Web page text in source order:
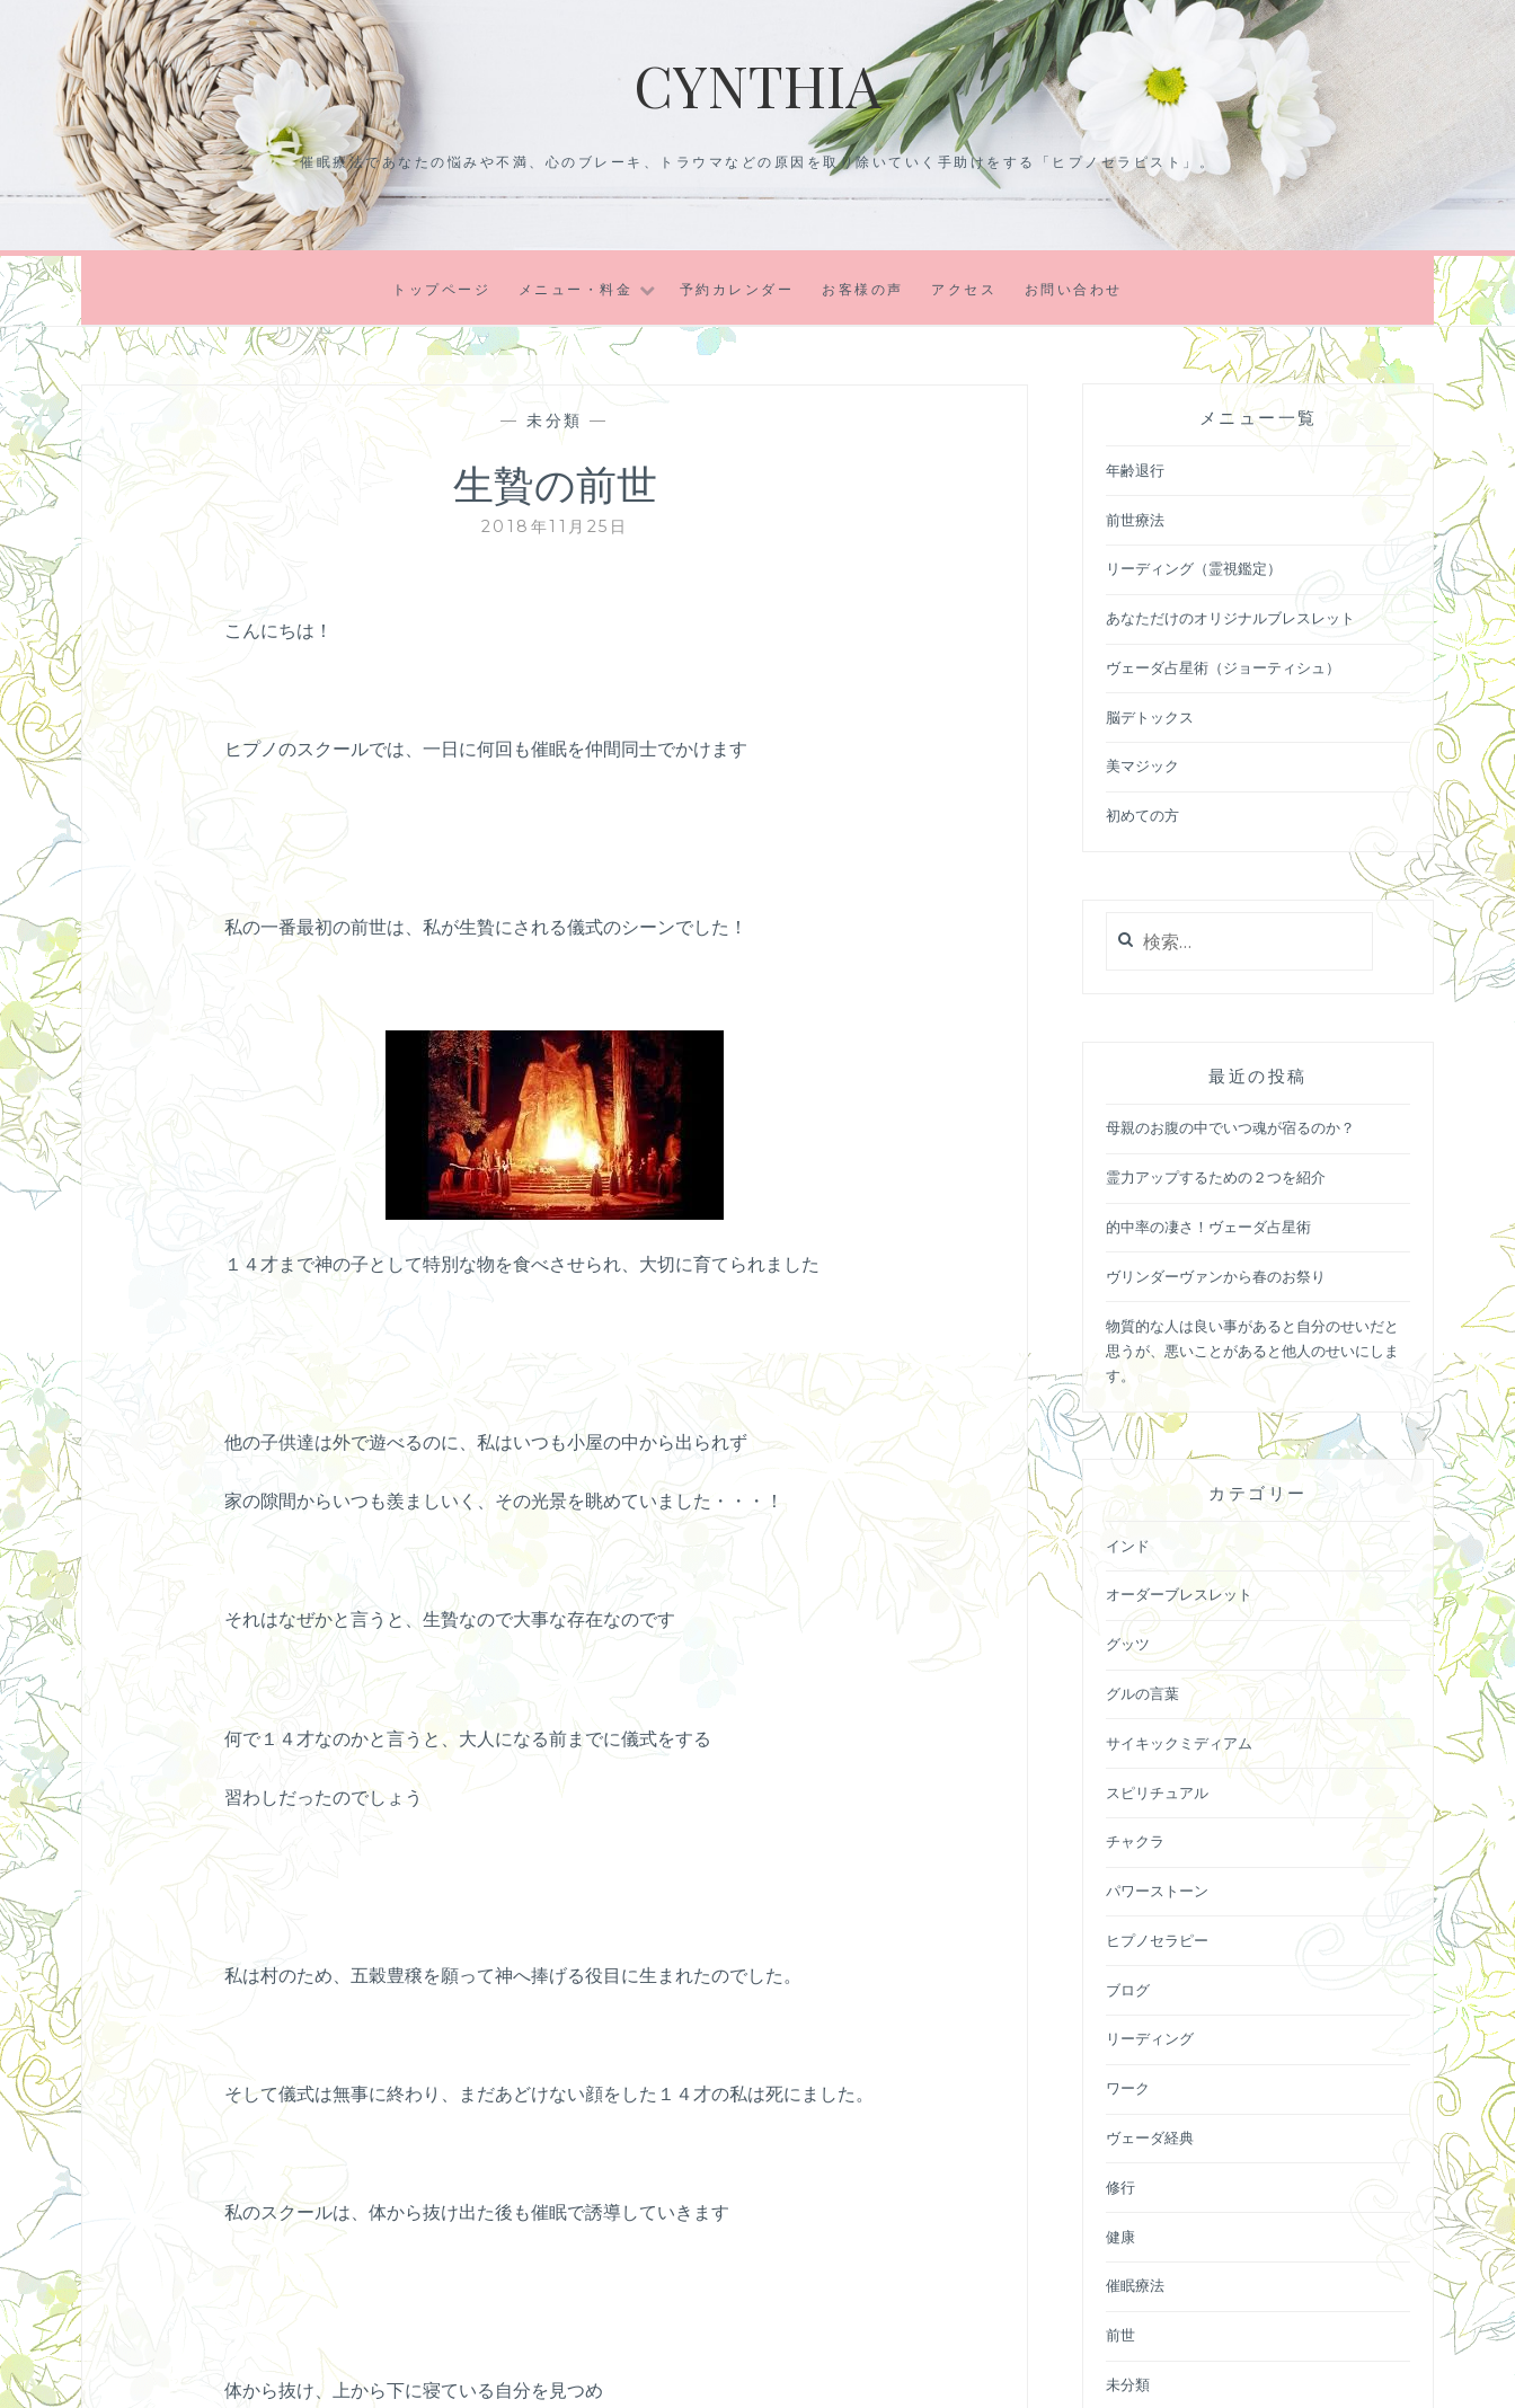
ス
ッ
プ
CYNTHIA
催眠療法であなたの悩みや不満、心のブレーキ、トラウマなどの原因を取り除いていく手助けをする「ヒプノセラピスト」。
トップページ メニュー・料金 予約カレンダー お客様の声 アクセス お問い合わせ
—未分類 —
生贄の前世
2018年11月25日
こんにちは！
ヒプノのスクールでは、一日に何回も催眠を仲間同士でかけます
私の一番最初の前世は、私が生贄にされる儀式のシーンでした！
１４才まで神の子として特別な物を食べさせられ、大切に育てられました
他の子供達は外で遊べるのに、私はいつも小屋の中から出られず
家の隙間からいつも羨ましいく、その光景を眺めていました・・・！
それはなぜかと言うと、生贄なので大事な存在なのです
何で１４才なのかと言うと、大人になる前までに儀式をする
習わしだったのでしょう
私は村のため、五穀豊穣を願って神へ捧げる役目に生まれたのでした。
そして儀式は無事に終わり、まだあどけない顔をした１４才の私は死にました。
私のスクールは、体から抜け出た後も催眠で誘導していきます
体から抜け、上から下に寝ている自分を見つめ
メニュー一覧
年齢退行
前世療法
リーディング（霊視鑑定）
あなただけのオリジナルブレスレット
ヴェーダ占星術（ジョーティシュ）
脳デトックス
美マジック
初めての方
索:
最近の投稿
母親のお腹の中でいつ魂が宿るのか？
霊力アップするための２つを紹介
的中率の凄さ！ヴェーダ占星術
ヴリンダーヴァンから春のお祭り
物質的な人は良い事があると自分のせいだと
思うが、悪いことがあると他人のせいにしま
す。
カテゴリー
インド
オーダーブレスレット
グッツ
グルの言葉
サイキックミディアム
スピリチュアル
チャクラ
パワーストーン
ヒプノセラピー
ブログ
リーディング
ワーク
ヴェーダ経典
修行
健康
催眠療法
前世
未分類